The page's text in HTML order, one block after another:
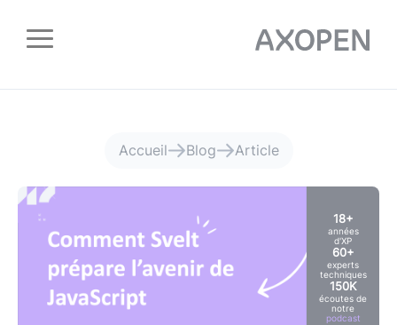
Accueil Blog Article
18+
années
d'XP
60+
experts
techniques
150K
écoutes de
notre
podcast